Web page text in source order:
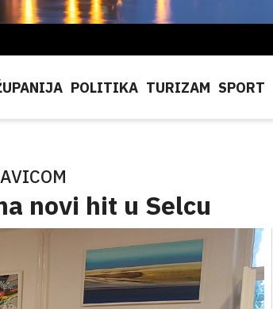
POLITIKA TURIZAM SPORT
novi hit u Selcu